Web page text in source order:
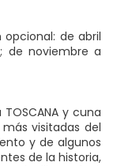
opcional: de abril
de noviembre a
y cuna
visitadas del
y de algunos
de la historia,